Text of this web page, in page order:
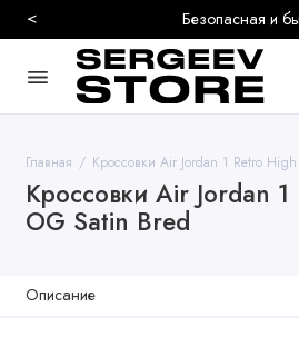
Безопасная и
<
Главная Кроссовки Air Jordan 1 Retro
Кроссовки Air Jordan
OG Satin Bred
Описание